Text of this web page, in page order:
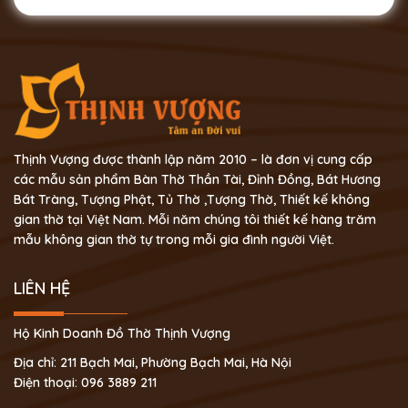
Thịnh Vượng được thành lập năm 2010 – là đơn vị cung cấp
các mẫu sản phẩm Bàn Thờ Thần Tài, Đỉnh Đồng, Bát Hương
Bát Tràng, Tượng Phật, Tủ Thờ ,Tượng Thờ, Thiết kế không
gian thờ tại Việt Nam. Mỗi năm chúng tôi thiết kế hàng trăm
mẫu không gian thờ tự trong mỗi gia đình người Việt.
LIÊN HỆ
Hộ Kinh Doanh Đồ Thờ Thịnh Vượng
Địa chỉ: 211 Bạch Mai, Phường Bạch Mai, Hà Nội
Điện thoại: 096 3889 211